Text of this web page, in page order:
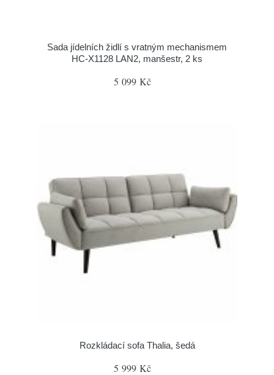
Sada jídelních židlí s vratným mechanismem
HC-X1128 LAN2, manšestr, 2 ks
5 099 Kč
Rozkládací sofa Thalia, šedá
5 999 Kč